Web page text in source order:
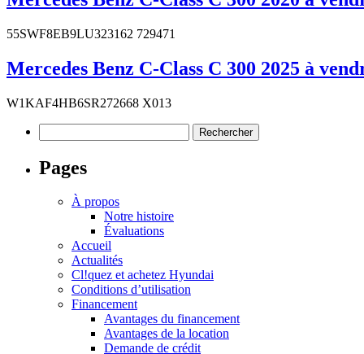
55SWF8EB9LU323162 729471
Mercedes Benz C-Class C 300 2025 à
W1KAF4HB6SR272668 X013
Pages
À propos
Notre histoire
Évaluations
Accueil
Actualités
Cl!quez et achetez Hyundai
Conditions d’utilisation
Financement
Avantages du financement
Avantages de la location
Demande de crédit